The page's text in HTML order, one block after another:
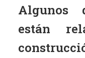
Algunos
están